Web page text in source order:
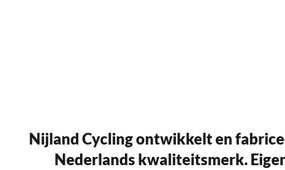
Nijland Cycling ontwikkelt en
Nederlands kwaliteitsmerk.